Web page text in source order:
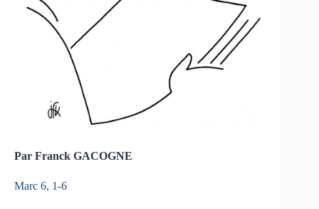
Par Franck GACOGNE
Marc 6, 1-6